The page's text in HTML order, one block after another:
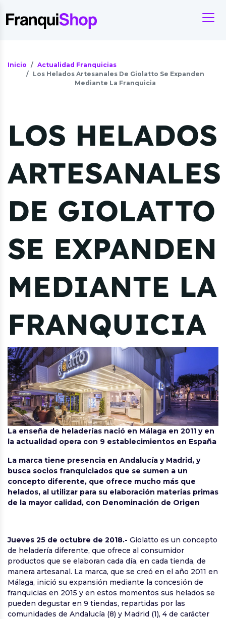
Inicio
Actualidad Franquicias
Los Helados Artesanales De Giolatto Se Expanden
Mediante La Franquicia
LOS HELADOS
ARTESANALES
DE GIOLATTO
SE EXPANDEN
MEDIANTE LA
FRANQUICIA
La enseña de heladerías nació en Málaga en 2011 y en
la actualidad opera con 9 establecimientos en España
La marca tiene presencia en Andalucía y Madrid, y
busca socios franquiciados que se sumen a un
concepto diferente, que ofrece mucho más que
helados, al utilizar para su elaboración materias primas
de la mayor calidad, con Denominación de Origen
Jueves 25 de octubre de 2018.- Giolatto es un concepto
de heladería diferente, que ofrece al consumidor
productos que se elaboran cada día, en cada tienda, de
manera artesanal. La marca, que se creó en el año 2011 en
Málaga, inició su expansión mediante la concesión de
franquicias en 2015 y en estos momentos sus helados se
pueden degustar en 9 tiendas, repartidas por las
comunidades de Andalucía (8) y Madrid (1), 4 de carácter